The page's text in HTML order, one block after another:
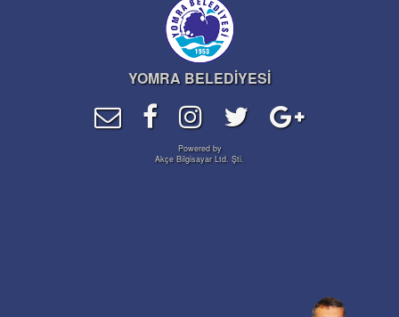
YOMRA BELEDİYESİ
Powered by
Akçe Bilgisayar Ltd. Şti.